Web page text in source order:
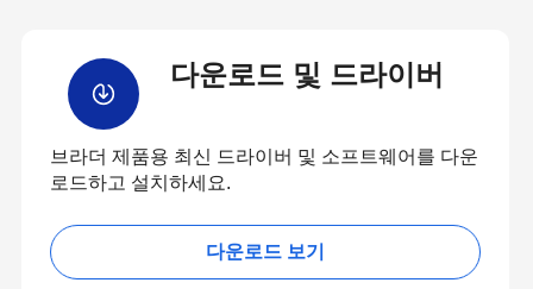
다운로드 및 드라이버
브라더 제품용 최신 드라이버 및 소프트웨어를 다운
로드하고 설치하세요.
다운로드 보기